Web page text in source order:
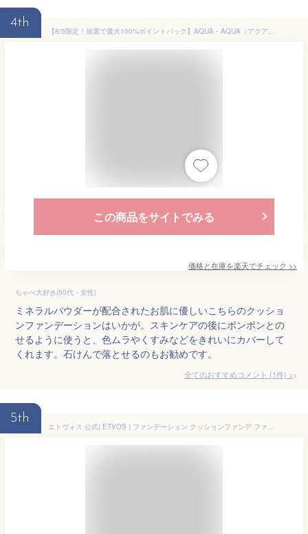
4th
【8/5限定！抽選で最大100%ポイントバック】AQUA・AQUA（アクア・アクア）オーガニッククッションコンパクト SPF35／PA+++（リフィル＆ケース）| クッションファンデ AQUAAQUA ネコポス 送料無料 アクアアクア
この商品をサイトでみる
価格と在庫を楽天でチェック >>
ちゃぺ大好き(50代・女性)
ミネラルパウダーが配合されたお肌に優しいこちらのクッショ
ンファンデーションはいかが。スキンケアの後にポンポンとの
せるように使うと、色ムラやくすみなどをきれいにカバーして
くれます。石けんで落とせるのもお勧めです。
全てのおすすめコメント (1件) >
5th
エトヴォス 公式( ETVOS ) ファンデーション クッションファンデ ファンデ 敏感肌 ツヤ肌 日本製 UV 保湿 低刺激 カバー力 高保湿 「ミネラルグロウスキンクッション（ケース＋パフ付）」 SPF32 PA+++ 【30日間返品保証】